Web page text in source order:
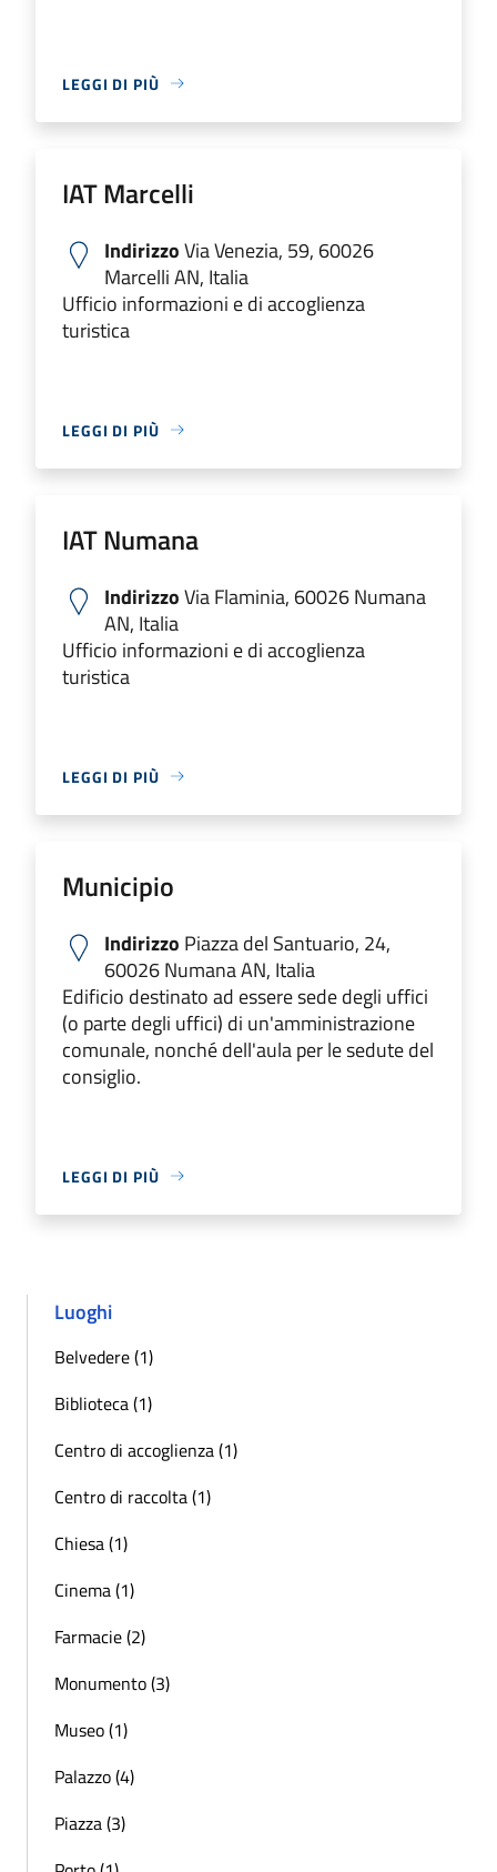
LEGGI DI PIÙ
IAT Marcelli
IndirizzoVia Venezia, 59, 60026
Marcelli AN, Italia
Ufficio informazioni e di accoglienza
turistica
LEGGI DI PIÙ
IAT Numana
IndirizzoVia Flaminia, 60026 Numana
AN, Italia
Ufficio informazioni e di accoglienza
turistica
LEGGI DI PIÙ
Municipio
Indirizzo Piazza del Santuario, 24,
60026 Numana AN, Italia
Edificio destinato ad essere sede degli uffici
(o parte degli uffici) di un'amministrazione
comunale, nonché dell'aula per le sedute del
consiglio.
LEGGI DI PIÙ
Luoghi
Belvedere (1)
Biblioteca (1)
Centro di accoglienza (1)
Centro di raccolta (1)
Chiesa (1)
Cinema (1)
Farmacie (2)
Monumento (3)
Museo (1)
Palazzo (4)
Piazza (3)